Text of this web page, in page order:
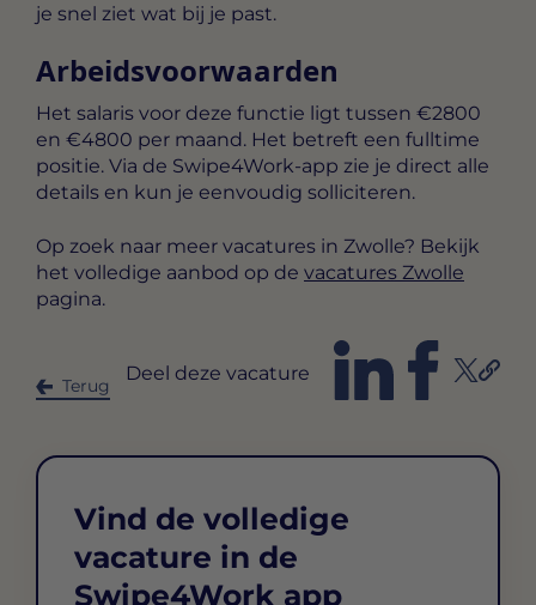
je snel ziet wat bij je past.
Arbeidsvoorwaarden
Het salaris voor deze functie ligt tussen €2800
en €4800 per maand . Het betreft een fulltime
positie. Via de Swipe4Work-app zie je direct alle
details en kun je eenvoudig solliciteren.
Op zoek naar meer vacatures in Zwolle? Bekijk
het volledige aanbod op de vacatures Zwolle
pagina.
Terug
Deel deze vacature
Vind de volledige
vacature in de
Swipe4Work app